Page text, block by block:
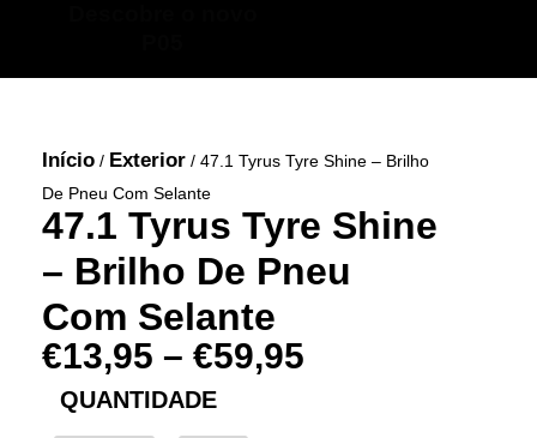
Início / Exterior / 47.1 Tyrus Tyre Shine – Brilho
De Pneu Com Selante
47.1 Tyrus Tyre Shine
– Brilho De Pneu
Com Selante
€13,95 – €59,95
QUANTIDADE